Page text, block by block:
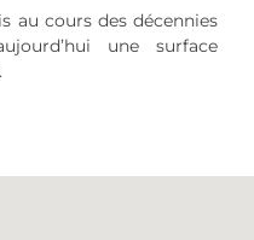
au cours des décennies
une surface